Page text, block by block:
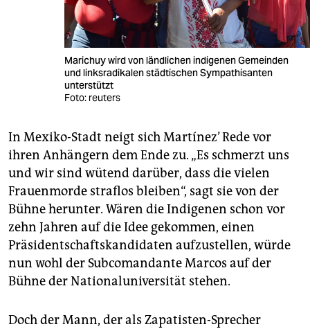
Marichuy wird von ländlichen indigenen Gemeinden
und linksradikalen städtischen Sympathisanten
unterstützt
Foto: reuters
In Mexiko-Stadt neigt sich Martínez’ Rede vor
ihren Anhängern dem Ende zu. „Es schmerzt uns
und wir sind wütend darüber, dass die vielen
Frauenmorde straflos bleiben“, sagt sie von der
Bühne herunter. Wären die Indigenen schon vor
zehn Jahren auf die Idee gekommen, einen
Präsidentschaftskandidaten aufzustellen, würde
nun wohl der Subcomandante Marcos auf der
Bühne der Nationaluniversität stehen.
Doch der Mann, der als Zapatisten-Sprecher